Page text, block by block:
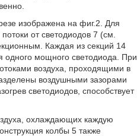
изображена на фиг.2. Для
от светодиодов 7 (см.
Каждая из секций 14
одного мощного светодиода. При
воздуха, проходящими в
воздушными зазорами
светодиодов, способствует
охлаждающих каждую
колбы 5 также